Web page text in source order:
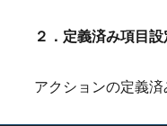
２．定義済み項目設
アクションの定義済